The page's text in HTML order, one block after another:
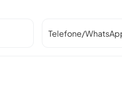
Telefone/